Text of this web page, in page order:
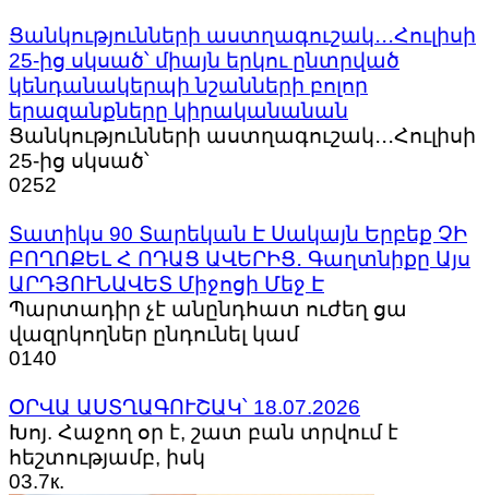
Ցանկությունների աստղագուշակ․․․Հուլիսի
25-ից սկսած՝ միայն երկու ընտրված
կենդանակերպի նշանների բոլոր
երազանքները կիրականանան
Ցանկությունների աստղագուշակ․․․Հուլիսի
25-ից սկսած՝
0252
Տատիկս 90 Տարեկան Է Սակայն Երբեք ՉԻ
ԲՈՂՈՔԵԼ Հ ՈԴԱՑ ԱՎԵՐԻՑ․ Գաղտնիքը Այս
ԱՐԴՅՈՒՆԱՎԵՏ Միջոցի Մեջ Է
Պարտադիր չէ անընդհատ ուժեղ ցա
վազրկողներ ընդունել կամ
0140
ՕՐՎԱ ԱՍՏՂԱԳՈՒՇԱԿ՝ 18.07.2026
Խոյ. Հաջող օր է, շատ բան տրվում է
հեշտությամբ, իսկ
03.7к.